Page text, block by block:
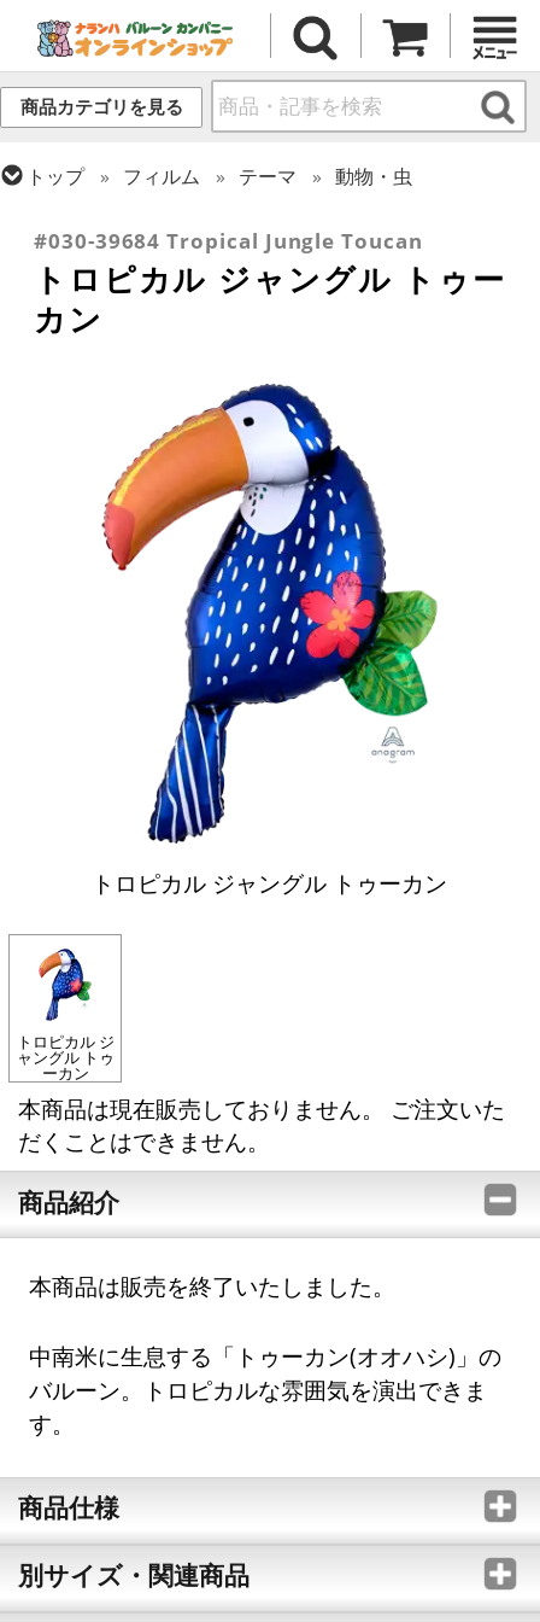
商品カテゴリを見る
トップ フィルム テーマ
動物・虫
#030-39684 Tropical Jungle Toucan
トロピカル ジャングル トゥー
カン
トロピカル ジャングル トゥーカン
トロピカル ジ
ャングル トゥ
ーカン
本商品は現在販売しておりません。 ご注文いた
だくことはできません。
商品紹介
本商品は販売を終了いたしました。
中南米に生息する「トゥーカン(オオハシ)」の
バルーン。トロピカルな雰囲気を演出できま
す。
商品仕様
別サイズ・関連商品